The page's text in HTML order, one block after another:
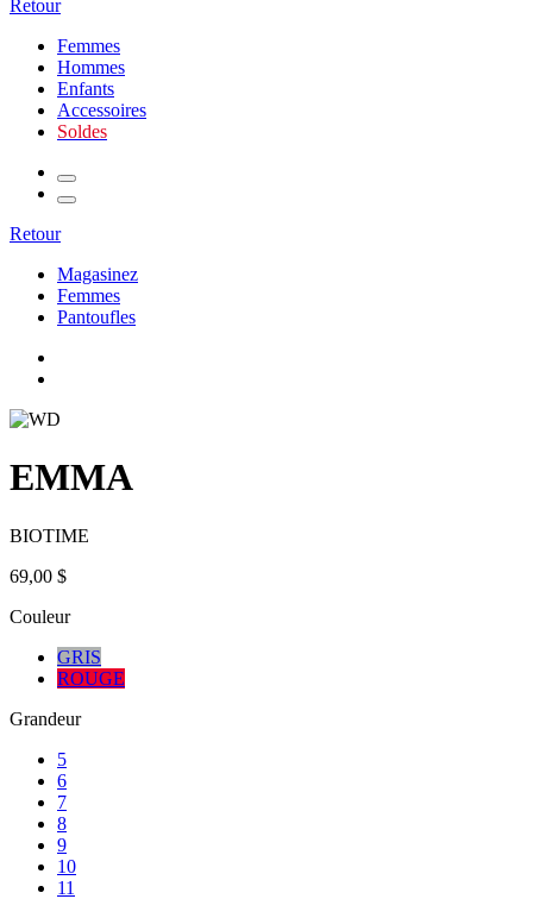
Retour
Femmes
Hommes
Enfants
Accessoires
Soldes
Retour
Magasinez
Femmes
Pantoufles
EMMA
BIOTIME
69,00 $
Couleur
GRIS
ROUGE
Grandeur
5
6
7
8
9
10
11